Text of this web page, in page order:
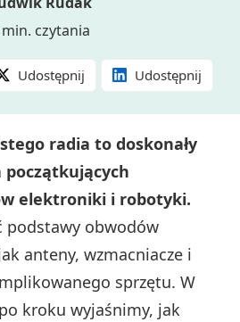
czytania
Udostępnij Udostępnij
radia to doskonały
elektroniki i robotyki.
podstawy obwodów
anteny, wzmacniacze i
sprzętu. W
kroku wyjaśnimy, jak